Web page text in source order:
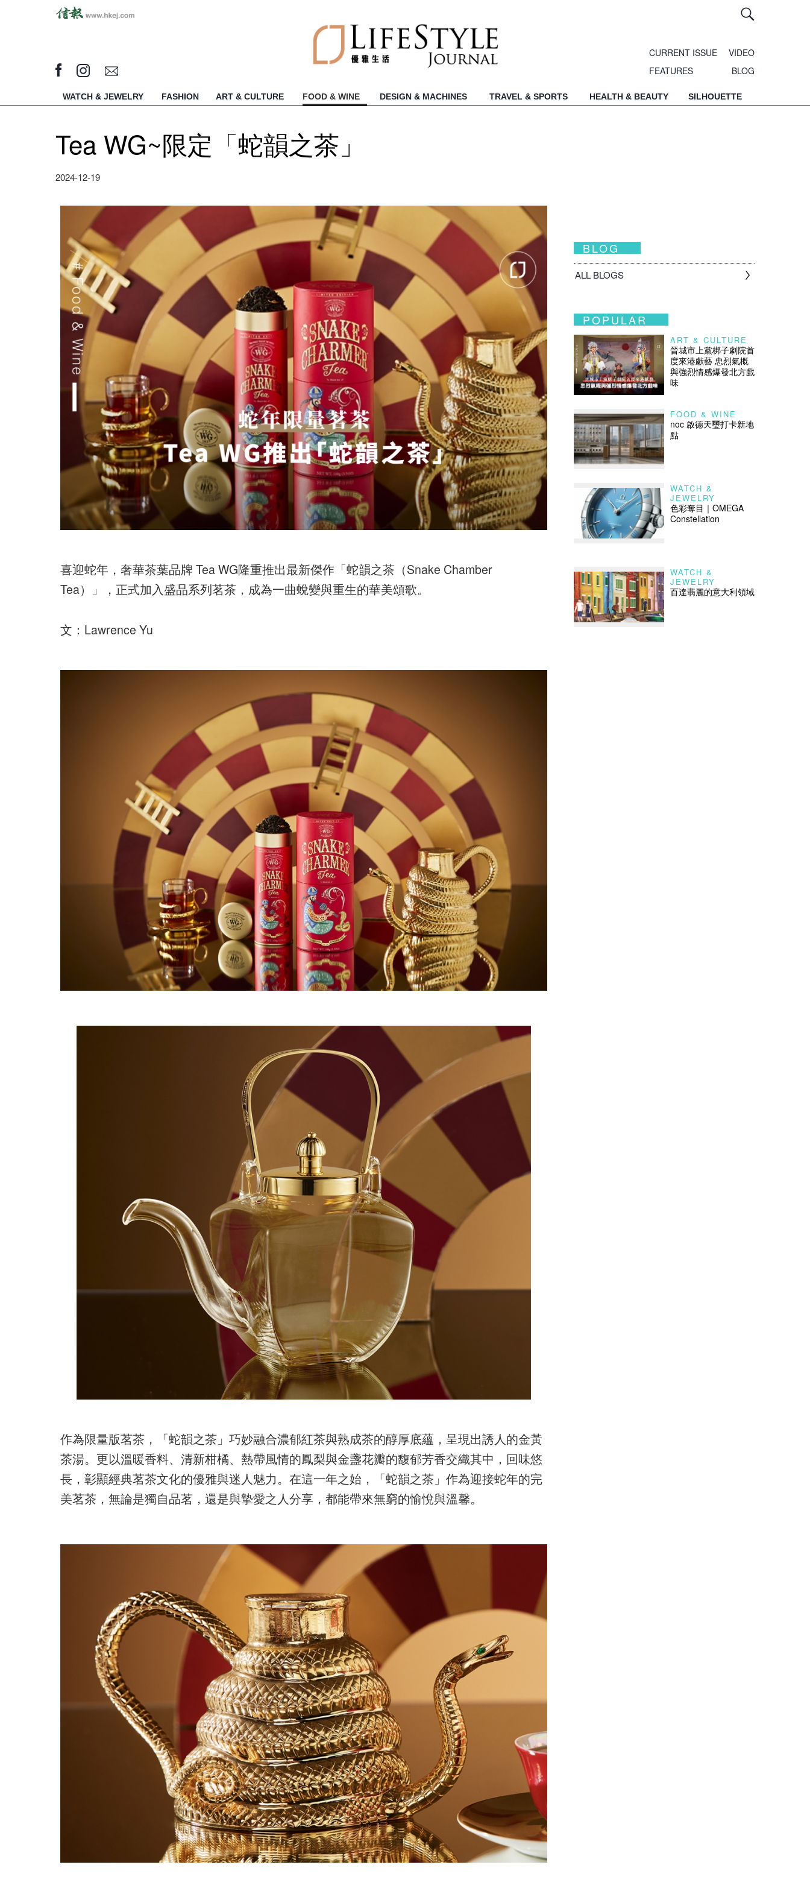
CURRENT ISSUE
VIDEO
FEATURES
BLOG
WATCH & JEWELRY FASHION ART & CULTURE FOOD & WINE DESIGN & MACHINES TRAVEL & SPORTS HEALTH & BEAUTY SILHOUETTE
Tea WG~限定「蛇韻之茶」
2024-12-19
喜迎蛇年，奢華茶葉品牌 Tea WG隆重推出最新傑作「蛇韻之茶（Snake Chamber
Tea）」，正式加入盛品系列茗茶，成為一曲蛻變與重生的華美頌歌。
文：Lawrence Yu
作為限量版茗茶，「蛇韻之茶」巧妙融合濃郁紅茶與熟成茶的醇厚底蘊，呈現出誘人的金黃
茶湯。更以溫暖香料、清新柑橘、熱帶風情的鳳梨與金盞花瓣的馥郁芳香交織其中，回味悠
長，彰顯經典茗茶文化的優雅與迷人魅力。在這一年之始，「蛇韻之茶」作為迎接蛇年的完
美茗茶，無論是獨自品茗，還是與摯愛之人分享，都能帶來無窮的愉悅與溫馨。
BLOG
ALL BLOGS
POPULAR
ART & CULTURE
晉城市上黨梆子劇院首
度來港獻藝 忠烈氣概
與強烈情感爆發北方戲
味
FOOD & WINE
noc 啟德天璽打卡新地
點
WATCH &
JEWELRY
色彩奪目｜OMEGA
Constellation
WATCH &
JEWELRY
百達翡麗的意大利領域